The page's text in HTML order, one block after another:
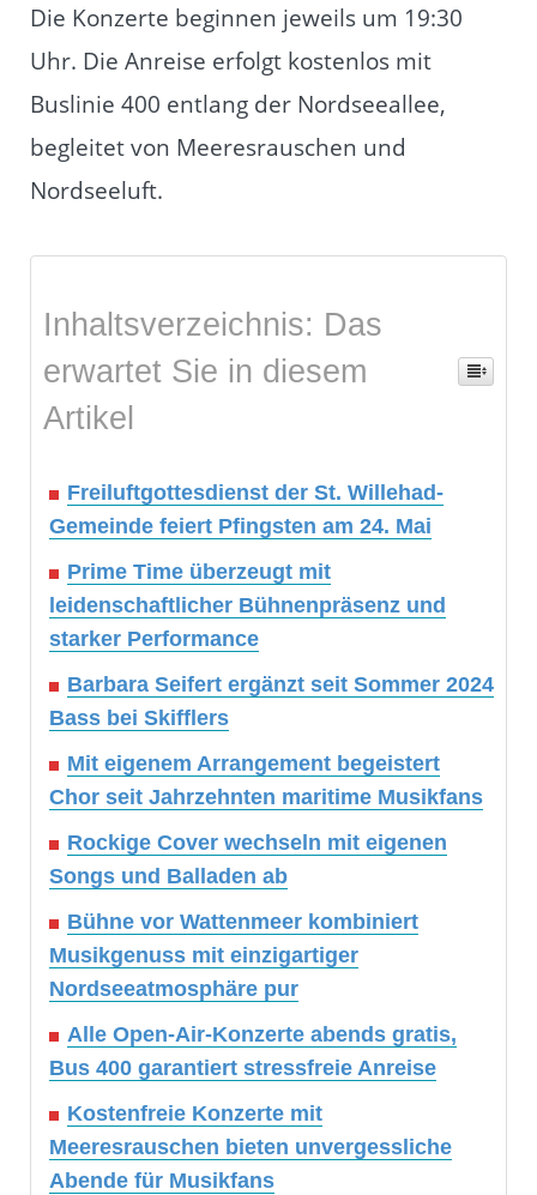
Die Konzerte beginnen jeweils um 19:30
Uhr. Die Anreise erfolgt kostenlos mit
Buslinie 400 entlang der Nordseeallee,
begleitet von Meeresrauschen und
Nordseeluft.
Inhaltsverzeichnis: Das
erwartet Sie in diesem
Artikel
Freiluftgottesdienst der St. Willehad-
Gemeinde feiert Pfingsten am 24. Mai
Prime Time überzeugt mit
leidenschaftlicher Bühnenpräsenz und
starker Performance
Barbara Seifert ergänzt seit Sommer 2024
Bass bei Skifflers
Mit eigenem Arrangement begeistert
Chor seit Jahrzehnten maritime Musikfans
Rockige Cover wechseln mit eigenen
Songs und Balladen ab
Bühne vor Wattenmeer kombiniert
Musikgenuss mit einzigartiger
Nordseeatmosphäre pur
Alle Open-Air-Konzerte abends gratis,
Bus 400 garantiert stressfreie Anreise
Kostenfreie Konzerte mit
Meeresrauschen bieten unvergessliche
Abende für Musikfans